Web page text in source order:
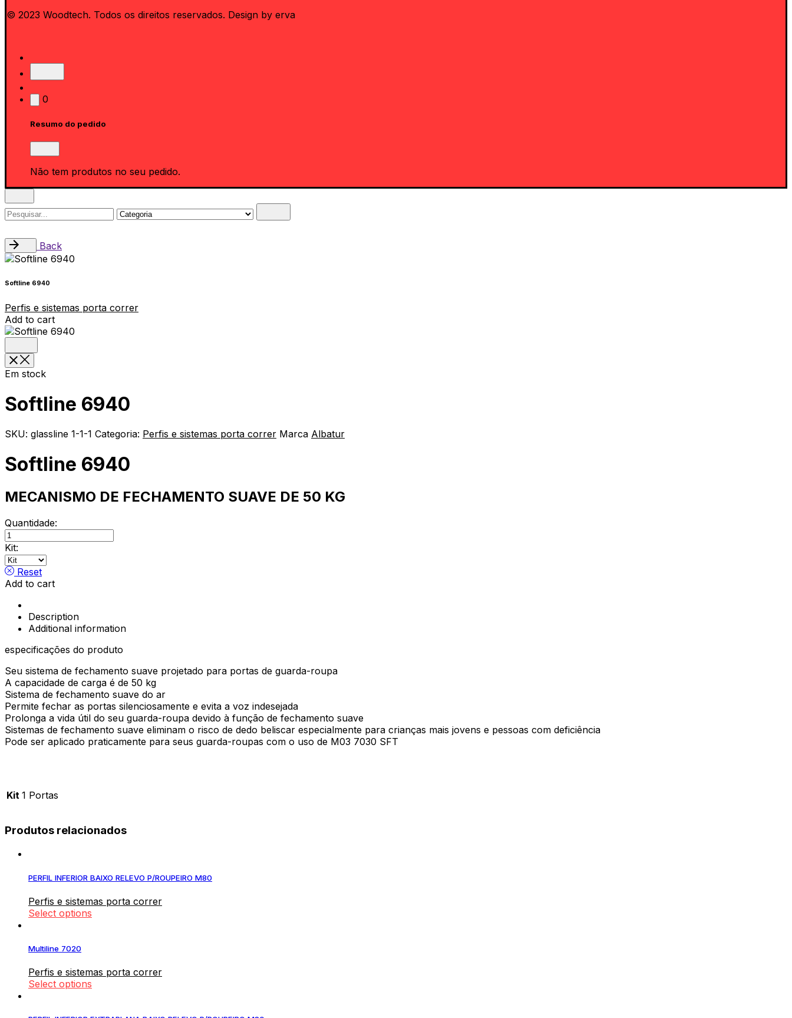
© 2023 Woodtech. Todos os direitos reservados. Design by erva
0
Resumo do pedido
Não tem produtos no seu pedido.
Search
for
Back
Softline 6940
Perfis e sistemas porta correr
Add to cart
Em stock
Softline 6940
SKU: glassline 1-1-1 Categoria: Perfis e sistemas porta correr Marca Albatur
Softline 6940
MECANISMO DE FECHAMENTO SUAVE DE 50 KG
Quantidade:
Softline
6940
quantity
Kit:
Reset
Add to cart
Description
Additional information
especificações do produto
Seu sistema de fechamento suave projetado para portas de guarda-roupa
A capacidade de carga é de 50 kg
Sistema de fechamento suave do ar
Permite fechar as portas silenciosamente e evita a voz indesejada
Prolonga a vida útil do seu guarda-roupa devido à função de fechamento suave
Sistemas de fechamento suave eliminam o risco de dedo beliscar especialmente para crianças mais jovens e pessoas com deficiência
Pode ser aplicado praticamente para seus guarda-roupas com o uso de M03 7030 SFT
Kit 1 Portas
Produtos relacionados
PERFIL INFERIOR BAIXO RELEVO P/ROUPEIRO M80
Perfis e sistemas porta correr
Select options
Multiline 7020
Perfis e sistemas porta correr
Select options